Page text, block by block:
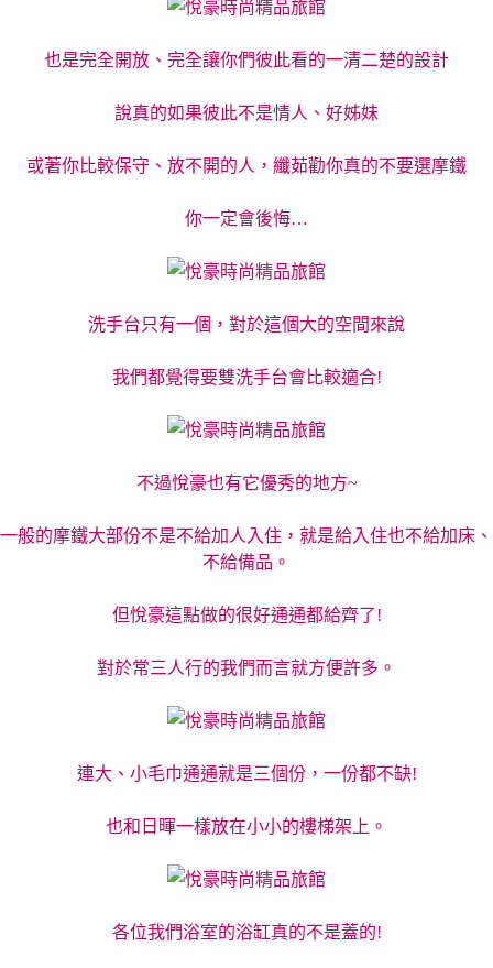
也是完全開放、完全讓你們彼此看的一清二楚的設計
說真的如果彼此不是情人、好姊妹
或著你比較保守、放不開的人，纖茹勸你真的不要選摩鐵
你一定會後悔…
洗手台只有一個，對於這個大的空間來說
我們都覺得要雙洗手台會比較適合!
不過悅豪也有它優秀的地方~
一般的摩鐵大部份不是不給加人入住，就是給入住也不給加床、
不給備品。
但悅豪這點做的很好通通都給齊了!
對於常三人行的我們而言就方便許多。
連大、小毛巾通通就是三個份，一份都不缺!
也和日暉一樣放在小小的樓梯架上。
各位我們浴室的浴缸真的不是蓋的!